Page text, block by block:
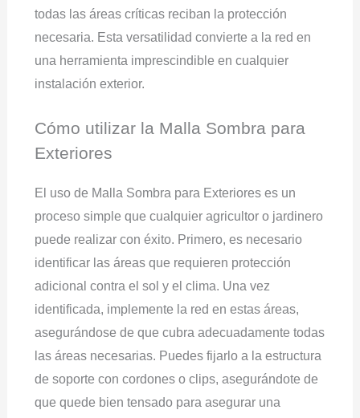
todas las áreas críticas reciban la protección
necesaria. Esta versatilidad convierte a la red en
una herramienta imprescindible en cualquier
instalación exterior.
Cómo utilizar la Malla Sombra para
Exteriores
El uso de Malla Sombra para Exteriores es un
proceso simple que cualquier agricultor o jardinero
puede realizar con éxito. Primero, es necesario
identificar las áreas que requieren protección
adicional contra el sol y el clima. Una vez
identificada, implemente la red en estas áreas,
asegurándose de que cubra adecuadamente todas
las áreas necesarias. Puedes fijarlo a la estructura
de soporte con cordones o clips, asegurándote de
que quede bien tensado para asegurar una